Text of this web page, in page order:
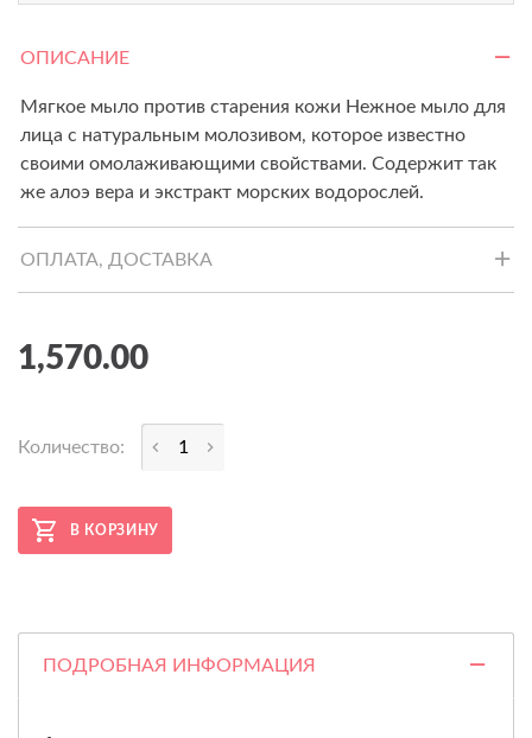
ОПИСАНИЕ
Мягкое мыло против старения кожи Нежное мыло для
лица с натуральным молозивом, которое известно
своими омолаживающими свойствами. Содержит так
же алоэ вера и экстракт морских водорослей.
ОПЛАТА, ДОСТАВКА
1,570.00
Количество:
В КОРЗИНУ
ПОДРОБНАЯ ИНФОРМАЦИЯ